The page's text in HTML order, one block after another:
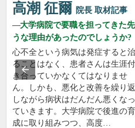
高潮 征爾 院長 取材記事
大学病院で要職を担ってきた
うな理由があったのでしょうか?
心不全という病気は発症すると治
ることはなく、患者さんは生涯付
き合っていかなくてはなりませ
ん。しかも、悪化と改善を繰り返
しながら病状はだんだん悪くなっ
ていきます。大学病院で後進の育
成に取り組みつつ、高度…